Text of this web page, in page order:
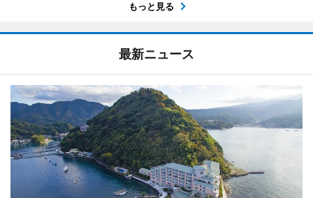
もっと見る
最新ニュース